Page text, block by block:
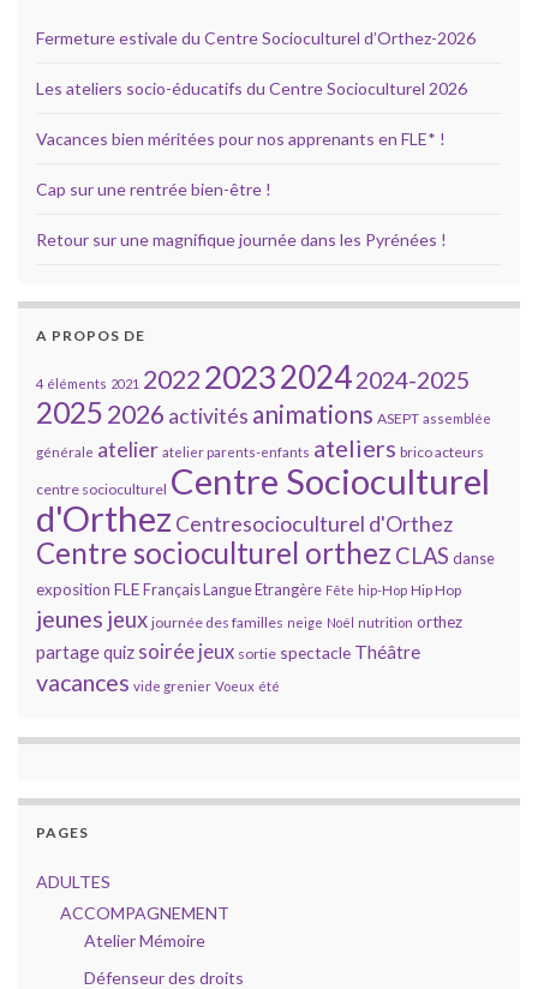
Fermeture estivale du Centre Socioculturel d’Orthez-2026
Les ateliers socio-éducatifs du Centre Socioculturel 2026
Vacances bien méritées pour nos apprenants en FLE* !
Cap sur une rentrée bien-être !
Retour sur une magnifique journée dans les Pyrénées !
A PROPOS DE
4 éléments 2021 2022202320242024-2025
20252026 activités animations ASEPT assemblée
générale atelier atelier parents-enfants ateliers brico acteurs
centre socioculturel Centre Socioculturel
d'Orthez Centresocioculturel d'Orthez
Centre socioculturel orthez CLAS danse
exposition FLE Français Langue Etrangère Fête hip-Hop Hip Hop
jeunes jeux journée des familles neige Noël nutrition orthez
partagequiz soirée jeux sortie spectacle Théâtre
vacances vide grenier Voeux été
PAGES
ADULTES
ACCOMPAGNEMENT
Atelier Mémoire
Défenseur des droits